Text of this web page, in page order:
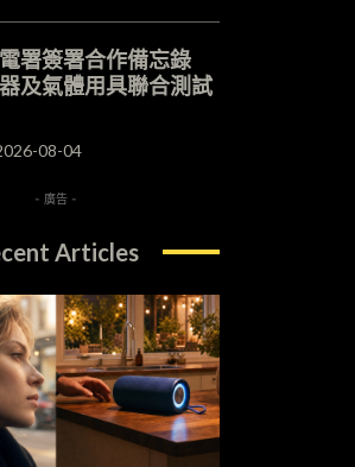
署簽署合作備忘錄
及氣體用具聯合測試
08-04
- 廣告 -
Articles